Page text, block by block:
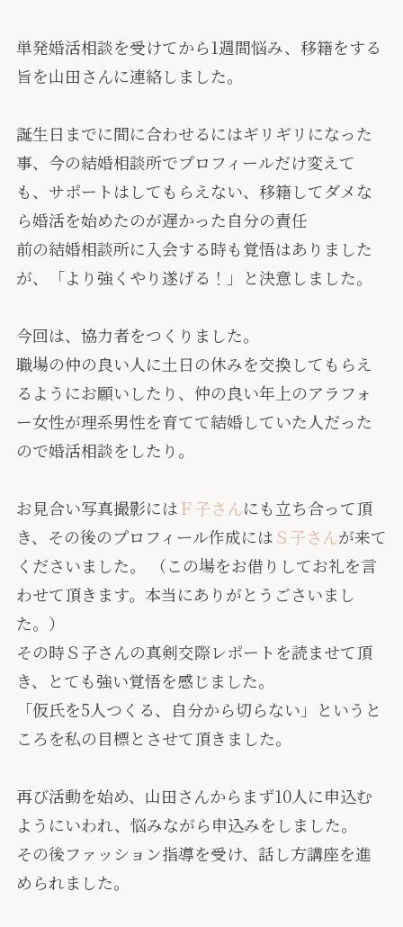
単発婚活相談を受けてから1週間悩み、移籍をする
旨を山田さんに連絡しました。
誕生日までに間に合わせるにはギリギリになった
事、今の結婚相談所でプロフィールだけ変えて
も、サポートはしてもらえない、移籍してダメな
ら婚活を始めたのが遅かった自分の責任
前の結婚相談所に入会する時も覚悟はありました
が、「より強くやり遂げる！」と決意しました。
今回は、協力者をつくりました。
職場の仲の良い人に土日の休みを交換してもらえ
るようにお願いしたり、仲の良い年上のアラフォ
ー女性が理系男性を育てて結婚していた人だった
ので婚活相談をしたり。
お見合い写真撮影にはＦ子さんにも立ち合って頂
き、その後のプロフィール作成にはＳ子さんが来て
くださいました。 （この場をお借りしてお礼を言
わせて頂きます。本当にありがとうごさいまし
た。）
その時Ｓ子さんの真剣交際レポートを読ませて頂
き、とても強い覚悟を感じました。
「仮氏を5人つくる、自分から切らない」というと
ころを私の目標とさせて頂きました。
再び活動を始め、山田さんからまず10人に申込む
ようにいわれ、悩みながら申込みをしました。
その後ファッション指導を受け、話し方講座を進
められました。